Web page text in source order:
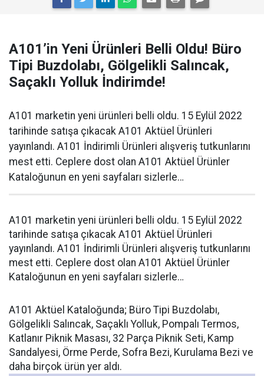
A101’in Yeni Ürünleri Belli Oldu! Büro
Tipi Buzdolabı, Gölgelikli Salıncak,
Saçaklı Yolluk İndirimde!
A101 marketin yeni ürünleri belli oldu. 15 Eylül 2022
tarihinde satışa çıkacak A101 Aktüel Ürünleri
yayınlandı. A101 İndirimli Ürünleri alışveriş tutkunlarını
mest etti. Ceplere dost olan A101 Aktüel Ürünler
Kataloğunun en yeni sayfaları sizlerle…
A101 marketin yeni ürünleri belli oldu. 15 Eylül 2022
tarihinde satışa çıkacak A101 Aktüel Ürünleri
yayınlandı. A101 İndirimli Ürünleri alışveriş tutkunlarını
mest etti. Ceplere dost olan A101 Aktüel Ürünler
Kataloğunun en yeni sayfaları sizlerle…
A101 Aktüel Kataloğunda; Büro Tipi Buzdolabı,
Gölgelikli Salıncak, Saçaklı Yolluk, Pompalı Termos,
Katlanır Piknik Masası, 32 Parça Piknik Seti, Kamp
Sandalyesi, Örme Perde, Sofra Bezi, Kurulama Bezi ve
daha birçok ürün yer aldı.